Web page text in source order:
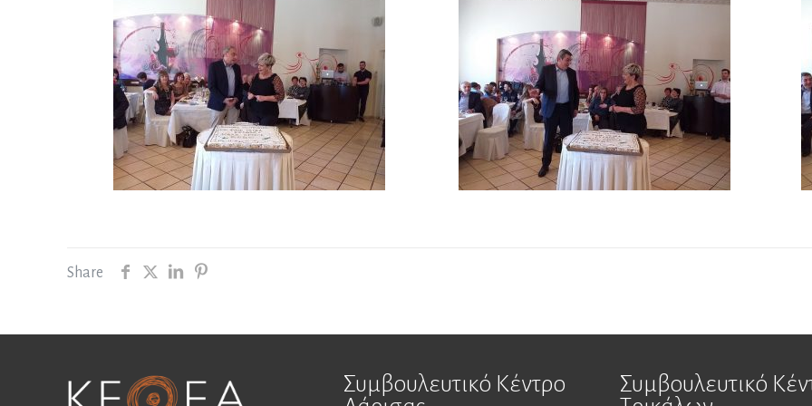
Share
Συμβουλευτικό Κέντρο
Συμβουλευτικό